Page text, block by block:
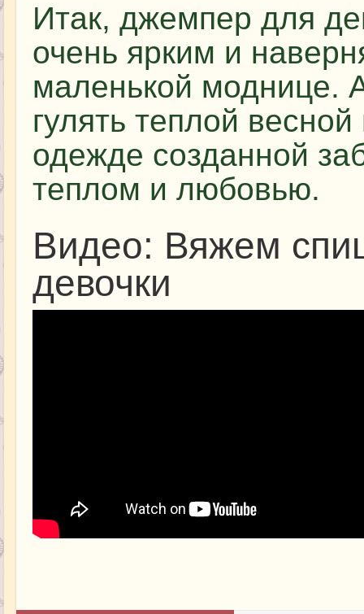
Итак, джемпер для
очень ярким и
маленькой моднице.
гулять теплой
одежде созданной
теплом и любовью.
Видео: Вяжем
девочки